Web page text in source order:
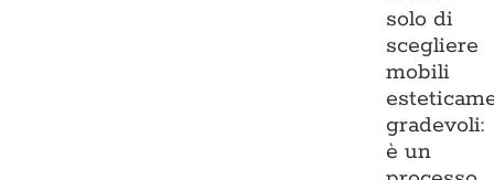
solo di
scegliere
mobili
gradevoli:
è un